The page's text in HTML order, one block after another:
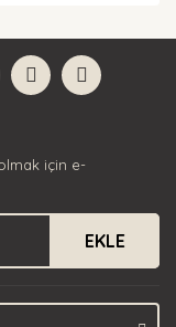
için e-
EKLE